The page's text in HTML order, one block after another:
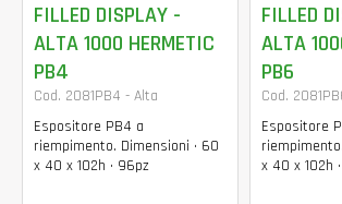
FILLED DISPLAY -
ALTA 1000 HERMETIC
PB4
Cod. 2081PB4 - Alta
Espositore PB4 a
riempimento. Dimensioni • 60
x 40 x 102h • 96pz
FILLED
ALTA
PB6
Cod.
Espositore
x 40 x 102h